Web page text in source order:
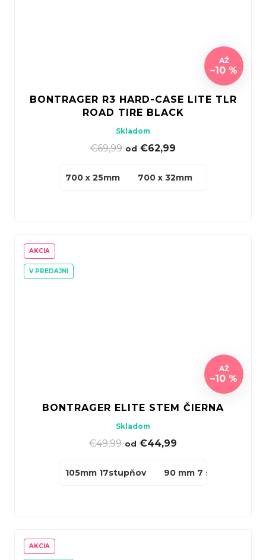
AŽ
–10 %
BONTRAGER R3 HARD-CASE LITE TLR
ROAD TIRE BLACK
Skladom
€69,99 od €62,99
700 x 25mm 700 x 32mm
AKCIA
V PREDAJNI
AŽ
–10 %
BONTRAGER ELITE STEM ČIERNA
Skladom
€49,99 od €44,99
105mm 17stupňov 90 mm 7 stupňov
AKCIA